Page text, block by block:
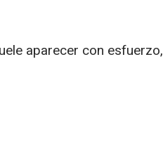
aparecer con esfuerzo,